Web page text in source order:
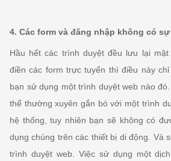
4. Các form và đăng nhập không có
Hầu hết các trình duyệt đều lưu lại
điền các form trực tuyến thì điều này
bạn sử dụng một trình duyệt web nào
thể thường xuyên gắn bó với một trình
hệ thống, tuy nhiên bạn sẽ không có
dụng chúng trên các thiết bị di động. Và
trình duyệt web. Việc sử dụng một